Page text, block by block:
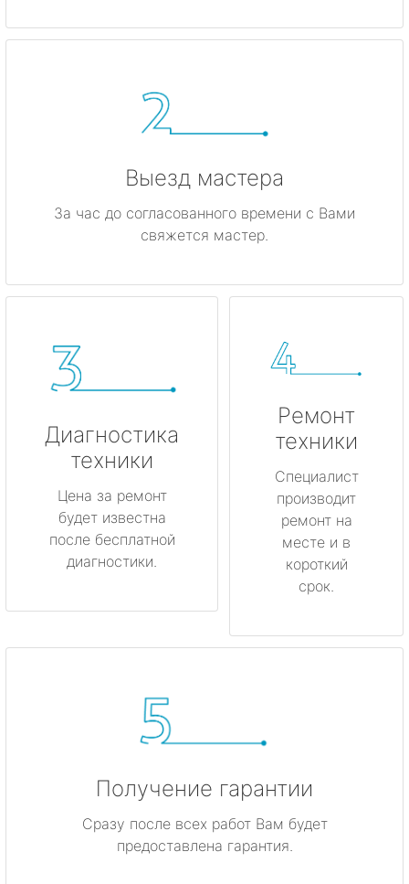
Выезд мастера
За час до согласованного времени с Вами
свяжется мастер.
Диагностика
техники
Цена за ремонт
будет известна
после бесплатной
диагностики.
Ремонт
техники
Специалист
производит
ремонт на
месте и в
короткий
срок.
Получение гарантии
Сразу после всех работ Вам будет
предоставлена гарантия.